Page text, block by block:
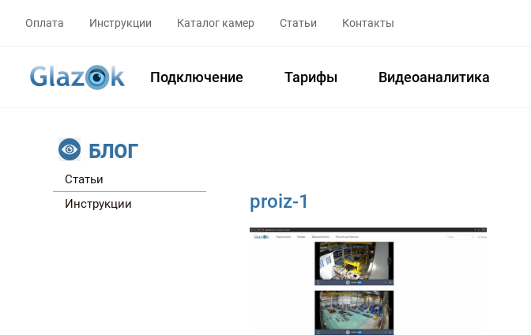
Оплата Инструкции Каталог камер Статьи Контакты
Подключение Тарифы Видеоаналитика
proiz-1
БЛОГ
Статьи
Инструкции